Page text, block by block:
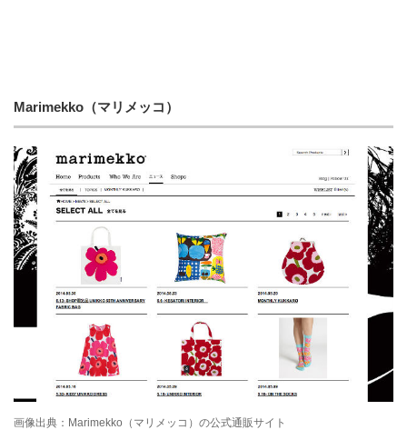
Marimekko（マリメッコ）
画像出典：Marimekko（マリメッコ）の公式通販サイト